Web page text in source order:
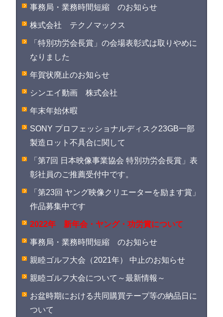
事務局・業務時間短縮 のお知らせ
株式会社 テクノマックス
「特別功労会長賞」の会場表彰式は取りやめに
なりました
年賀状廃止のお知らせ
シンエイ動画 株式会社
年末年始休暇
SONY プロフェッショナルディスク23GB一部
製造ロット不具合に関して
「第7回 日本映像事業協会 特別功労会長賞」表
彰社員のご推薦受付中です。
「第23回 ヤング映像クリエーターを励ます賞」
作品募集中です
2022年 新年会・ヤング・功労賞について
事務局・業務時間短縮 のお知らせ
親睦ゴルフ大会（2021年） 中止のお知らせ
親睦ゴルフ大会について～最新情報～
お盆時期における共同購買テープ等の納品日に
ついて